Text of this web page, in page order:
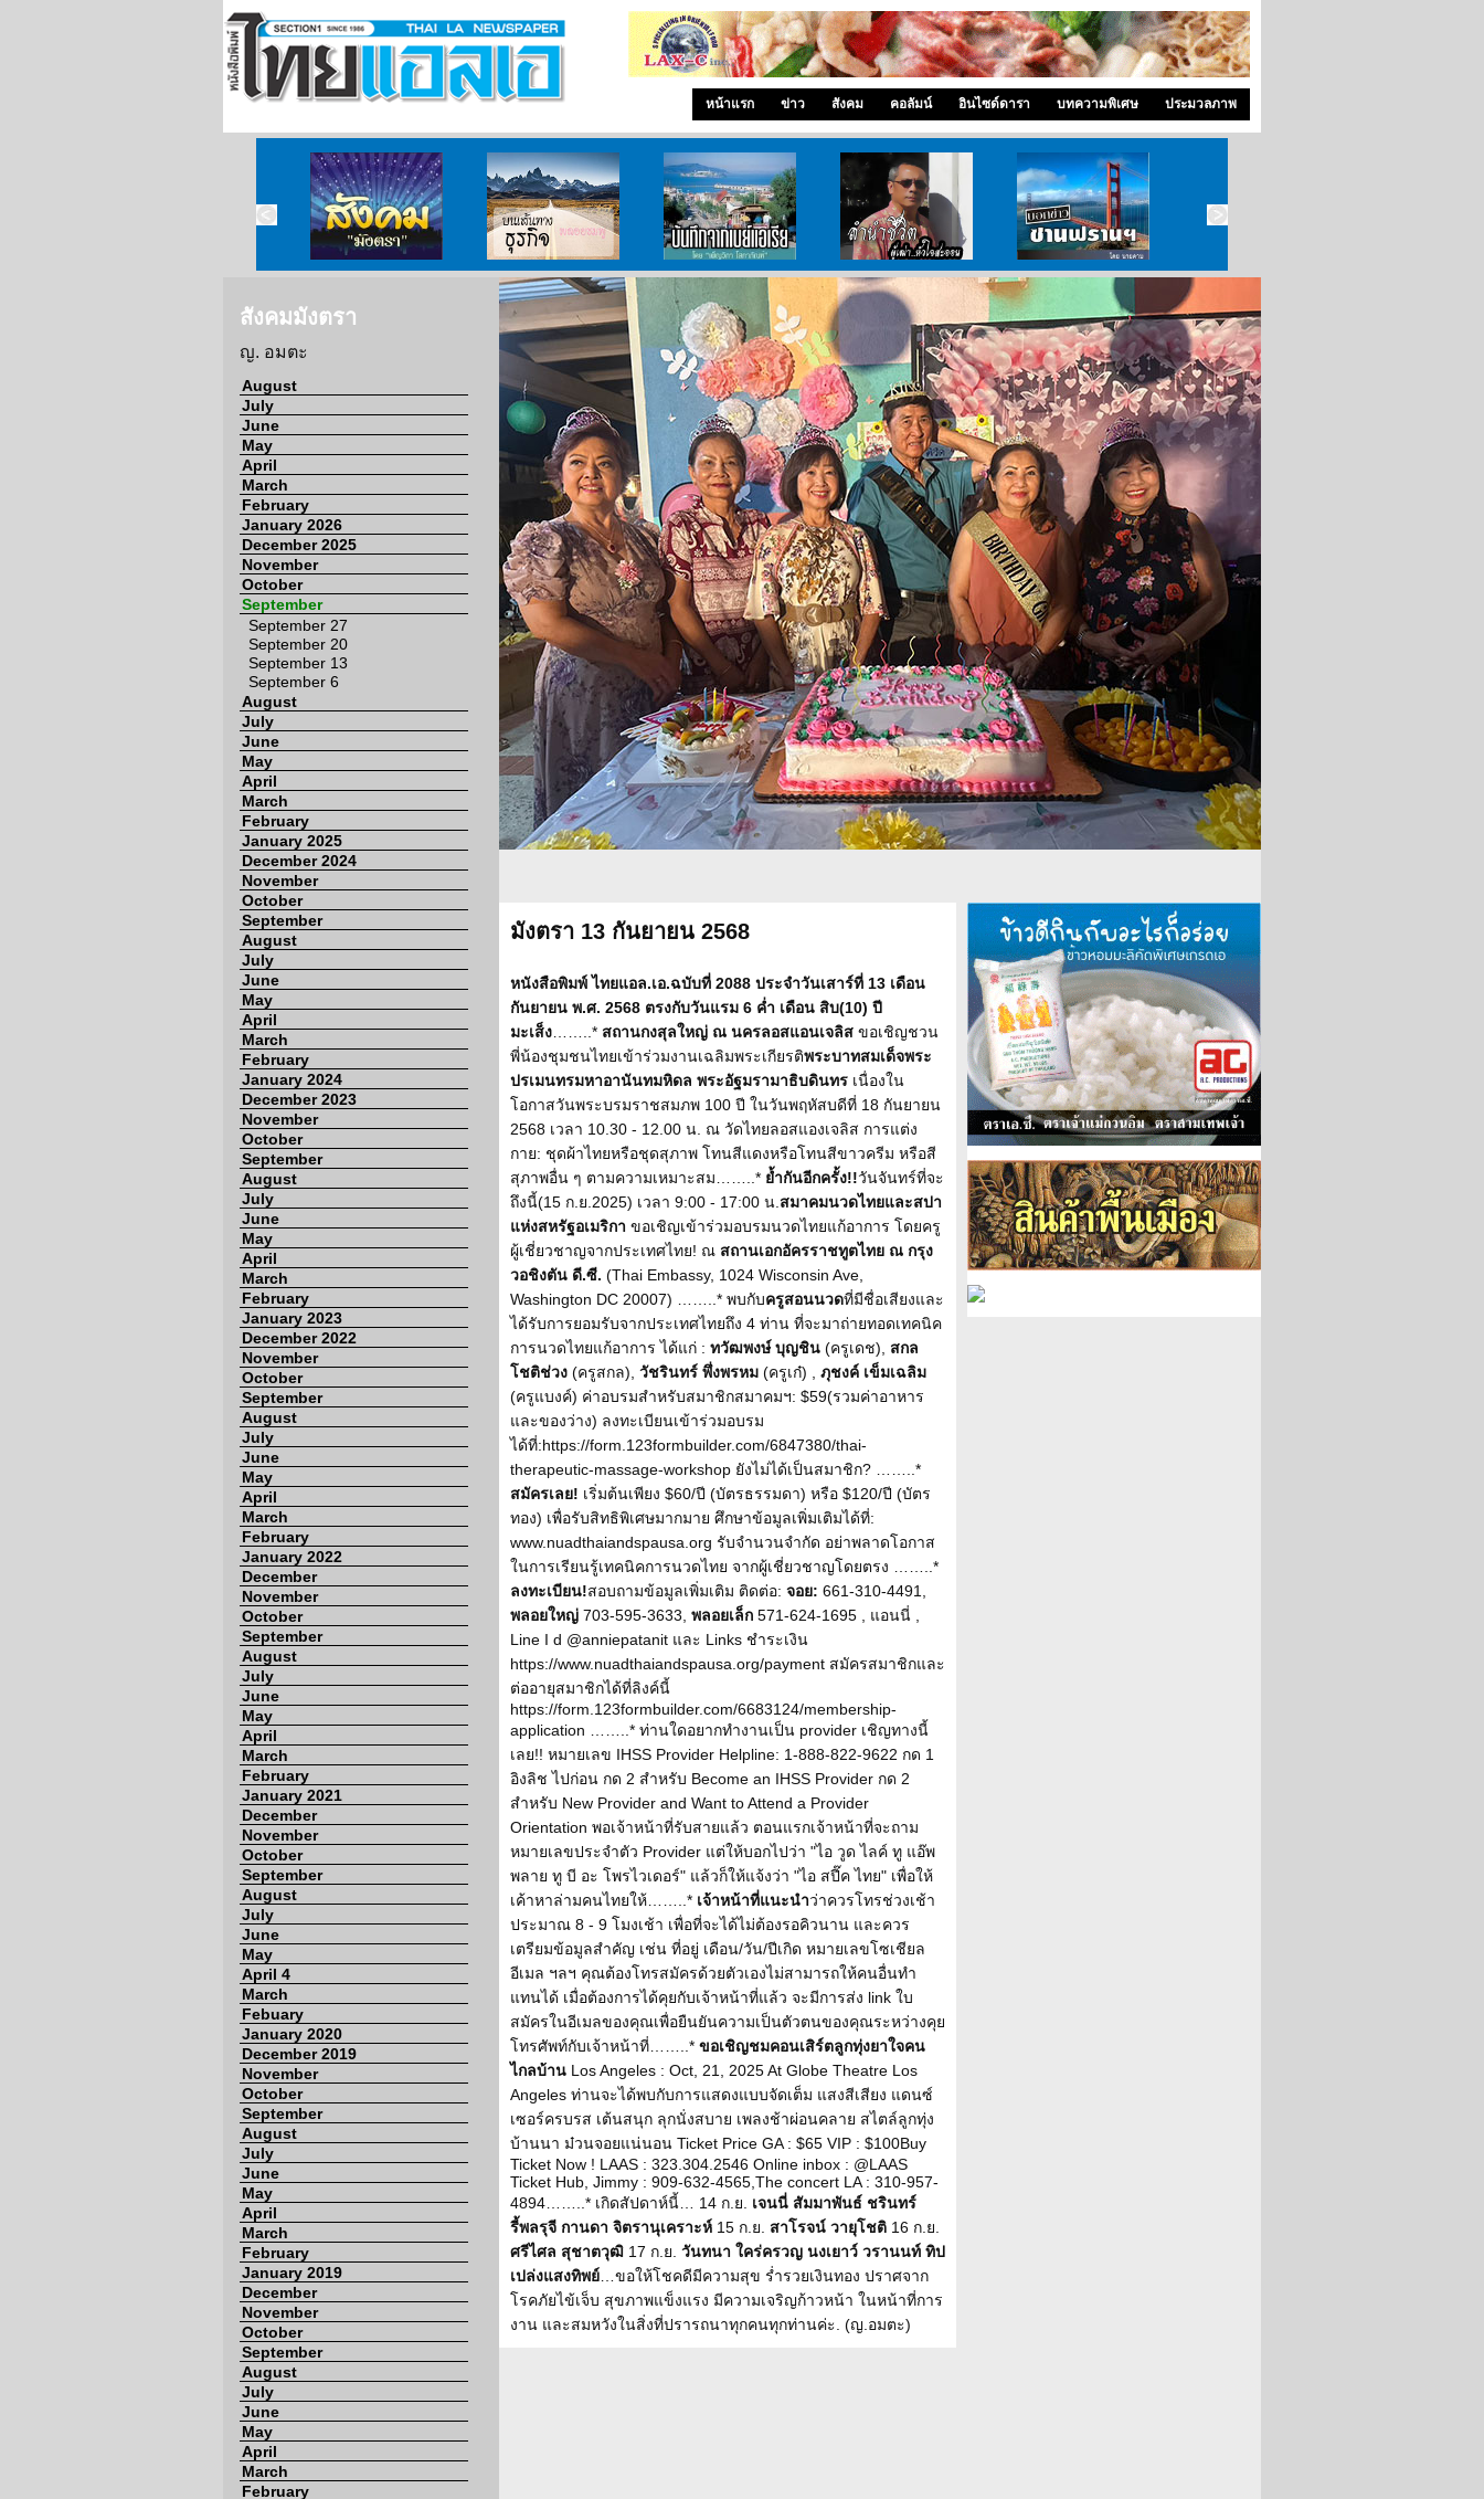
หน้าแรก ข่าว สังคม คอลัมน์ อินไซด์ดารา บทความพิเศษ ประมวลภาพ
สังคมมังตรา บนเส้นทางธุรกิจ บันทึกจากเบย์เอเรีย ลำนำ..ชีวิต บอกข่าว ซานฟราน ท่องไปใน San Francisco
สังคมมังตรา
ญ. อมตะ
August
July
June
May
April
March
February
January 2026
December 2025
November
October
September
September 27
September 20
September 13
September 6
August
July
June
May
April
March
February
January 2025
December 2024
November
October
September
August
July
June
May
April
March
February
January 2024
December 2023
November
October
September
August
July
June
May
April
March
February
January 2023
December 2022
November
October
September
August
July
June
May
April
March
February
January 2022
December
November
October
September
August
July
June
May
April
March
February
January 2021
December
November
October
September
August
July
June
May
April 4
March
Febuary
January 2020
December 2019
November
October
September
August
July
June
May
April
March
February
January 2019
December
November
October
September
August
July
June
May
April
March
February
มังตรา 13 กันยายน 2568
หนังสือพิมพ์ ไทยแอล.เอ.ฉบับที่ 2088 ประจำวันเสาร์ที่ 13 เดือน
กันยายน พ.ศ. 2568 ตรงกับวันแรม 6 ค่ำ เดือน สิบ(10) ปี
มะเส็ง ……..* สถานกงสุลใหญ่ ณ นครลอสแอนเจลิส ขอเชิญชวน
พี่น้องชุมชนไทยเข้าร่วมงานเฉลิมพระเกียรติพระบาทสมเด็จพระ
ปรเมนทรมหาอานันทมหิดล พระอัฐมรามาธิบดินทร เนื่องใน
โอกาสวันพระบรมราชสมภพ 100 ปี ในวันพฤหัสบดีที่ 18 กันยายน
2568 เวลา 10.30 - 12.00 น. ณ วัดไทยลอสแองเจลิส การแต่ง
กาย: ชุดผ้าไทยหรือชุดสุภาพ โทนสีแดงหรือโทนสีขาวครีม หรือสี
สุภาพอื่น ๆ ตามความเหมาะสม……..* ย้ำกันอีกครั้ง!!วันจันทร์ที่จะ
ถึงนี้(15 ก.ย.2025) เวลา 9:00 - 17:00 น. สมาคมนวดไทยและสปา
แห่งสหรัฐอเมริกา ขอเชิญเข้าร่วมอบรมนวดไทยแก้อาการ โดยครู
ผู้เชี่ยวชาญจากประเทศไทย! ณ สถานเอกอัครราชทูตไทย ณ กรุง
วอชิงตัน ดี.ซี. (Thai Embassy, 1024 Wisconsin Ave,
Washington DC 20007) ……..* พบกับครูสอนนวดที่มีชื่อเสียงและ
ได้รับการยอมรับจากประเทศไทยถึง 4 ท่าน ที่จะมาถ่ายทอดเทคนิค
การนวดไทยแก้อาการ ได้แก่ : ทวัฒพงษ์ บุญชิน (ครูเดช), สกล
โชติช่วง (ครูสกล), วัชรินทร์ พึ่งพรหม (ครูเก๋) , ภุชงค์ เข็มเฉลิม
(ครูแบงค์) ค่าอบรมสำหรับสมาชิกสมาคมฯ: $59(รวมค่าอาหาร
และของว่าง) ลงทะเบียนเข้าร่วมอบรม
ได้ที่:https://form.123formbuilder.com/6847380/thai-
therapeutic-massage-workshop ยังไม่ได้เป็นสมาชิก? ……..*
สมัครเลย! เริ่มต้นเพียง $60/ปี (บัตรธรรมดา) หรือ $120/ปี (บัตร
ทอง) เพื่อรับสิทธิพิเศษมากมาย ศึกษาข้อมูลเพิ่มเติมได้ที่:
www.nuadthaiandspausa.org รับจำนวนจำกัด อย่าพลาดโอกาส
ในการเรียนรู้เทคนิคการนวดไทย จากผู้เชี่ยวชาญโดยตรง ……..*
ลงทะเบียน!สอบถามข้อมูลเพิ่มเติม ติดต่อ: จอย: 661-310-4491,
พลอยใหญ่ 703-595-3633, พลอยเล็ก 571-624-1695 , แอนนี่ ,
Line I d @anniepatanit และ Links ชำระเงิน
https://www.nuadthaiandspausa.org/payment สมัครสมาชิกและ
ต่ออายุสมาชิกได้ที่ลิงค์นี้
https://form.123formbuilder.com/6683124/membership-
application ……..* ท่านใดอยากทำงานเป็น provider เชิญทางนี้
เลย!! หมายเลข IHSS Provider Helpline: 1-888-822-9622 กด 1
อิงลิช ไปก่อน กด 2 สำหรับ Become an IHSS Provider กด 2
สำหรับ New Provider and Want to Attend a Provider
Orientation พอเจ้าหน้าที่รับสายแล้ว ตอนแรกเจ้าหน้าที่จะถาม
หมายเลขประจำตัว Provider แต่ให้บอกไปว่า "ไอ วูด ไลค์ ทู แอ๊พ
พลาย ทู บี อะ โพรไวเดอร์" แล้วก็ให้แจ้งว่า "ไอ สปี๊ค ไทย" เพื่อให้
เค้าหาล่ามคนไทยให้……..* เจ้าหน้าที่แนะนำว่าควรโทรช่วงเช้า
ประมาณ 8 - 9 โมงเช้า เพื่อที่จะได้ไม่ต้องรอคิวนาน และควร
เตรียมข้อมูลสำคัญ เช่น ที่อยู่ เดือน/วัน/ปีเกิด หมายเลขโซเชียล
อีเมล ฯลฯ คุณต้องโทรสมัครด้วยตัวเองไม่สามารถให้คนอื่นทำ
แทนได้ เมื่อต้องการได้คุยกับเจ้าหน้าที่แล้ว จะมีการส่ง link ใบ
สมัครในอีเมลของคุณเพื่อยืนยันความเป็นตัวตนของคุณระหว่างคุย
โทรศัพท์กับเจ้าหน้าที่……..* ขอเชิญชมคอนเสิร์ตลูกทุ่งยาใจคน
ไกลบ้าน Los Angeles : Oct, 21, 2025 At Globe Theatre Los
Angeles ท่านจะได้พบกับการแสดงแบบจัดเต็ม แสงสีเสียง แดนซ์
เซอร์ครบรส เต้นสนุก ลุกนั่งสบาย เพลงช้าผ่อนคลาย สไตล์ลูกทุ่ง
บ้านนา ม๋วนจอยแน่นอน Ticket Price GA : $65 VIP : $100Buy
Ticket Now ! LAAS : 323.304.2546 Online inbox : @LAAS
Ticket Hub, Jimmy : 909-632-4565,The concert LA : 310-957-
4894……..* เกิดสัปดาห์นี้… 14 ก.ย. เจนนี่ สัมมาพันธ์ ชรินทร์
รี้พลรุจี กานดา จิตรานุเคราะห์ 15 ก.ย. สาโรจน์ วายุโชติ 16 ก.ย.
ศรีไศล สุชาตวุฒิ 17 ก.ย. วันทนา ใคร่ครวญ นงเยาว์ วรานนท์ ทิป
เปล่งแสงทิพย์ …ขอให้โชคดีมีความสุข ร่ำรวยเงินทอง ปราศจาก
โรคภัยไข้เจ็บ สุขภาพแข็งแรง มีความเจริญก้าวหน้า ในหน้าที่การ
งาน และสมหวังในสิ่งที่ปรารถนาทุกคนทุกท่านค่ะ. (ญ.อมตะ)